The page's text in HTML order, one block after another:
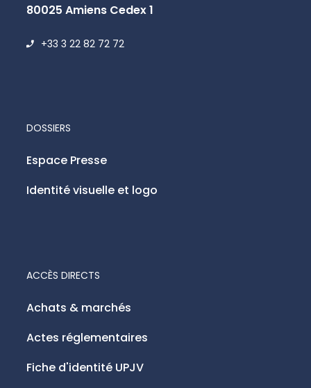
80025 Amiens Cedex 1
+33 3 22 82 72 72
ACCÈS DIRECTS
Achats & marchés
Actes réglementaires
Fiche d'identité UPJV
DOSSIERS
Espace Presse
Identité visuelle et logo